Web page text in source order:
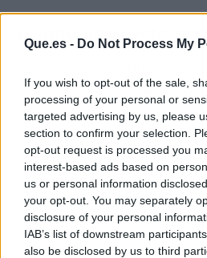
Que.es - Do Not Process My
If you wish to opt-out of the sale,
processing of your personal or
targeted advertising by us, please
section to confirm your selection.
opt-out request is processed you
interest-based ads based on
us or personal information
your opt-out. You may separately
disclosure of your personal
IAB’s list of downstream
also be disclosed by us to third
¿Cómo usar este
hay que presentar la
caja de Super Xtra y
puntos a utilizar. Los
presentar pasaporte y su
FullXtra. Además, podrán
sus descuentos en la
cajera o el repartidor de
manera, siempre se estará
beneficios disfrutados.